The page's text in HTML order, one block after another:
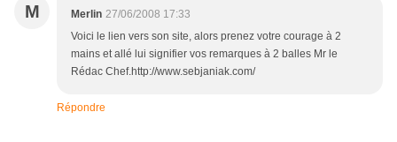
M Merlin 27/06/2008 17:33
Voici le lien vers son site, alors prenez votre courage à 2
mains et allé lui signifier vos remarques à 2 balles Mr le
Rédac Chef.http://www.sebjaniak.com/
Répondre